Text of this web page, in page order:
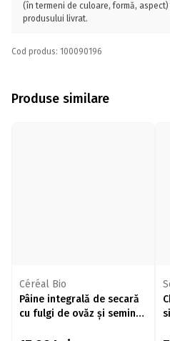
(în termeni de culoare, formă,
produsului livrat.
Cod produs: 100090196
Produse similare
Céréal Bio
Pâine integrală de secară
cu fulgi de ovăz și semințe